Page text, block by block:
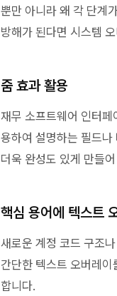
뿐만 아니라 왜 각 단계
방해가 된다면 시스템
줌 효과 활용
재무 소프트웨어 인터
용하여 설명하는 필드
더욱 완성도 있게 만들
핵심 용어에 텍스트
새로운 계정 코드 구조
간단한 텍스트 오버레
합니다.